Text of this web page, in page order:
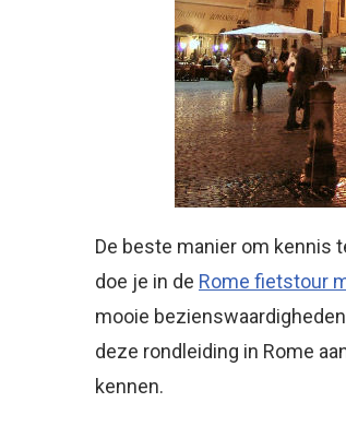
De beste manier om kennis
doe je in de Rome fietstour
mooie
deze rondleiding in Rome
kennen.